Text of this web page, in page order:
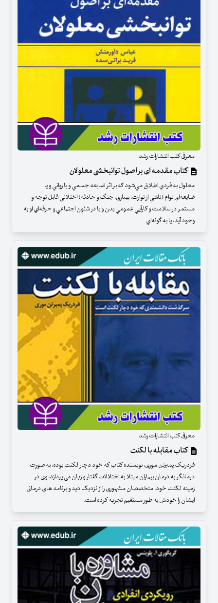
معرفی کتب انتشارات رشد
کتاب مقدمه ای بر اصول توانبخشی معلولان
معلول به فردي اطلاق مي‌شود كه بر اثر ضايعه جسمي و يا رواني و يا
ضايعه‌اي توام (ناشي از توارث، بيماري، جنگ و حادثه) اختلالي قابل توجه و
مستمر در سلامت و كارآيي عمومي بدن و يا در شئون اجتماعي و حرفه‌اي او به
وجود آيد. يا به گونه‌اي
معرفی کتب انتشارات رشد
کتاب مقابله با لکنت
فردریک پمبرتن موری، نویسنده کتاب که خود دچار لکنت بوده، به صورت
درمانگر به درمان بیماران مبتلا به اختلالات گفتار و زبان می پردازد. وی در
زمینه لکنت خود، متخصصان مشهوری را از نزدیک دید و برنامه های درمانی
ایشان را خودش به طور مستقیم تجربه کرده است.